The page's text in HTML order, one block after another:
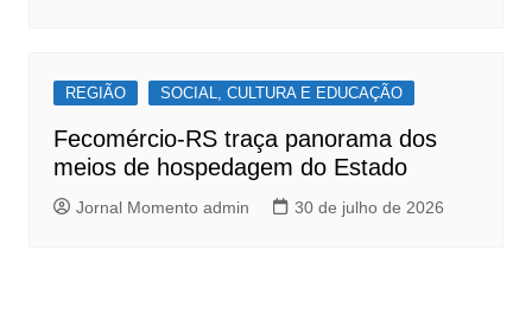
REGIÃO SOCIAL, CULTURA E EDUCAÇÃO
Fecomércio-RS traça panorama dos
meios de hospedagem do Estado
Jornal Momento admin 30 de julho de 2026